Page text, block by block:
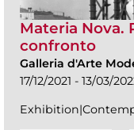
Materia Nova.
confronto
Galleria d'Arte
17/12/2021 - 13/03/